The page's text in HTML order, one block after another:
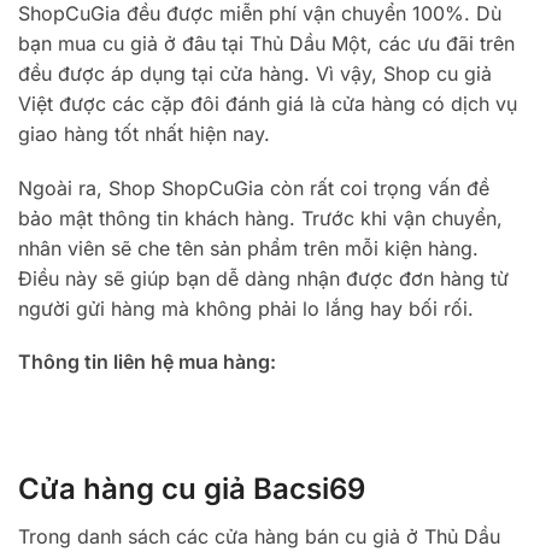
ShopCuGia đều được miễn phí vận chuyển 100%. Dù
bạn mua cu giả ở đâu tại Thủ Dầu Một, các ưu đãi trên
đều được áp dụng tại cửa hàng. Vì vậy, Shop cu giả
Việt được các cặp đôi đánh giá là cửa hàng có dịch vụ
giao hàng tốt nhất hiện nay.
Ngoài ra, Shop ShopCuGia còn rất coi trọng vấn đề
bảo mật thông tin khách hàng. Trước khi vận chuyển,
nhân viên sẽ che tên sản phẩm trên mỗi kiện hàng.
Điều này sẽ giúp bạn dễ dàng nhận được đơn hàng từ
người gửi hàng mà không phải lo lắng hay bối rối.
Thông tin liên hệ mua hàng:
Cửa hàng cu giả Bacsi69
Trong danh sách các cửa hàng bán cu giả ở Thủ Dầu